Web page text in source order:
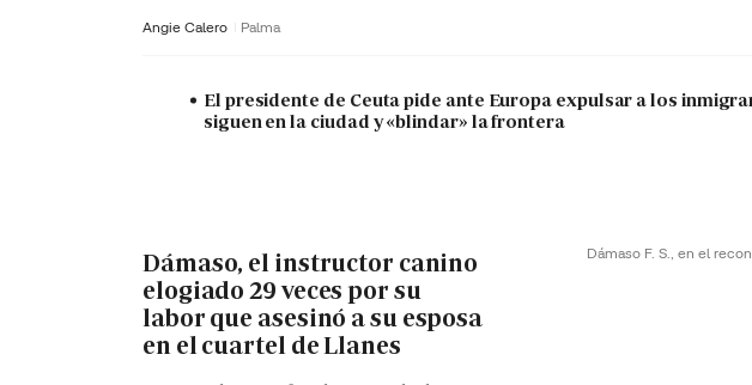
Angie Calero Palma
El presidente de Ceuta pide ante Europa expulsar a los
siguen en la ciudad y «blindar» la frontera
Dámaso F. S., en el
Dámaso, el instructor canino
elogiado 29 veces por su
labor que asesinó a su esposa
en el cuartel de Llanes